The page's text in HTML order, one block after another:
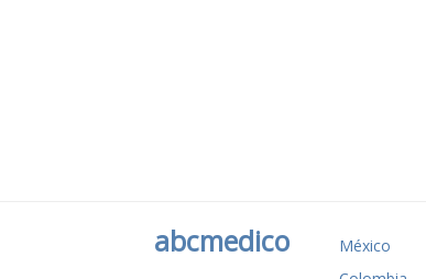
abcmedico México